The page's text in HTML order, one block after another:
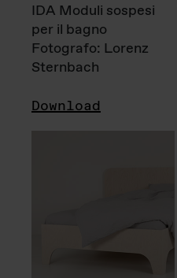
IDA Moduli sospesi
per il bagno
Fotografo: Lorenz
Sternbach
Download